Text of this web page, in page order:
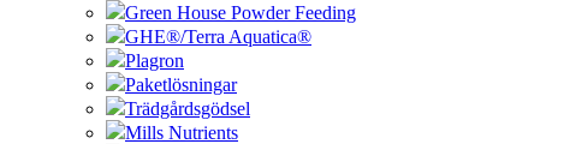
Green House Powder Feeding
GHE®/Terra Aquatica®
Plagron
Paketlösningar
Trädgårdsgödsel
Mills Nutrients